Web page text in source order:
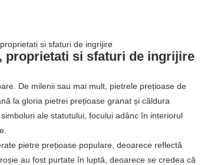
proprietati si sfaturi de ingrijire
De milenii sau mai mult, pietrele prețioase de
la gloria pietrei prețioase granat și căldura
ale statutului, focului adânc în interiorul
pietre prețioase populare, deoarece reflectă
au fost purtate în luptă, deoarece se credea că